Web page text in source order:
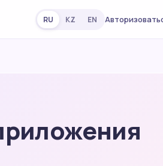
RU KZ EN